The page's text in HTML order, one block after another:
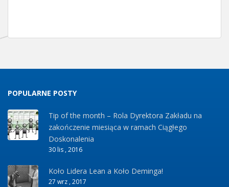
POPULARNE POSTY
Tip of the month – Rola Dyrektora Zakładu na
zakończenie miesiąca w ramach Ciągłego
Doskonalenia
30 lis , 2016
Koło Lidera Lean a Koło Deminga!
27 wrz , 2017